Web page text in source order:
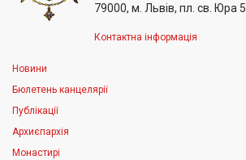
79000, м. Львів, пл. св. Юра 5.
Контактна інформація
Новини
Бюлетень канцелярії
Публікації
Архиєпархія
Монастирі